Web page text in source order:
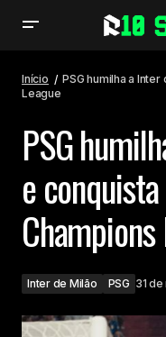
Início
PSG humilha a
League
PSG
e
Inter de Milão PSG 31